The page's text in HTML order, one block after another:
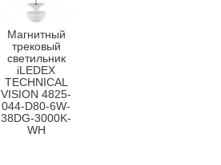
Магнитный
трековый
светильник
iLEDEX
TECHNICAL
VISION 4825-
044-D80-6W-
38DG-3000K-
WH